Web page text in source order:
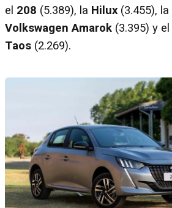
el 208 (5.389), la Hilux (3.455), la
Volkswagen Amarok (3.395) y el
Taos (2.269).